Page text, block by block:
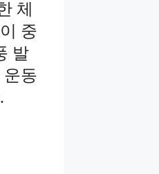
체
중
발
운동